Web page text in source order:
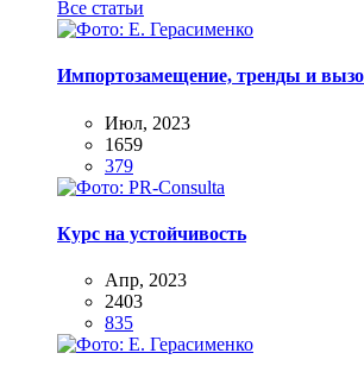
Все статьи
Импортозамещение, тренды и
Июл, 2023
1659
379
Курс на устойчивость
Апр, 2023
2403
835